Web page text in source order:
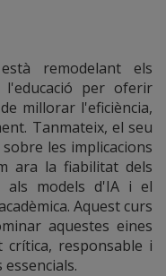
remodelant els
per oferir
millorar l'eficiència,
Tanmateix, el seu
les implicacions
ara la fiabilitat dels
als models d'IA i el
Aquest curs
aquestes eines
responsable i